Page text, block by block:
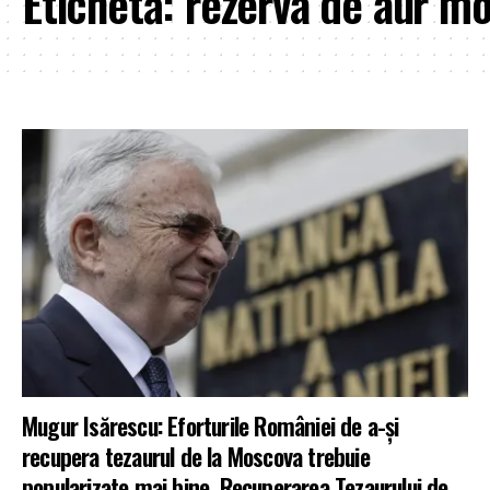
Mugur Isărescu: Eforturile României de a-și
recupera tezaurul de la Moscova trebuie